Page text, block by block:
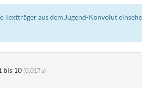
Textträger aus dem Jugend-Konvolut
bis 10 (0,017 s)